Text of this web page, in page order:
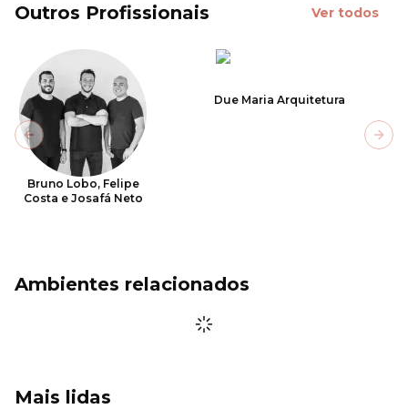
Outros Profissionais Ver todos
Bruno Lobo, Felipe
Costa e Josafá Neto
Due Maria Arquitetura
Previous slide
Ambientes relacionados
Mais lidas